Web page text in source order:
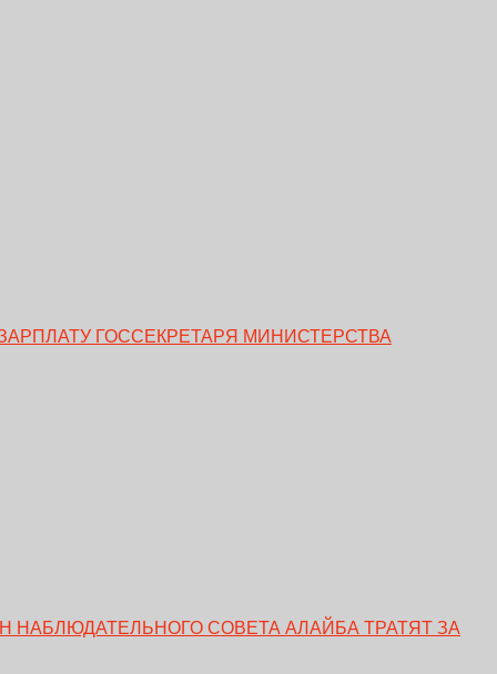
ГОССЕКРЕТАРЯ МИНИСТЕРСТВА
СОВЕТА АЛАЙБА ТРАТЯТ ЗА